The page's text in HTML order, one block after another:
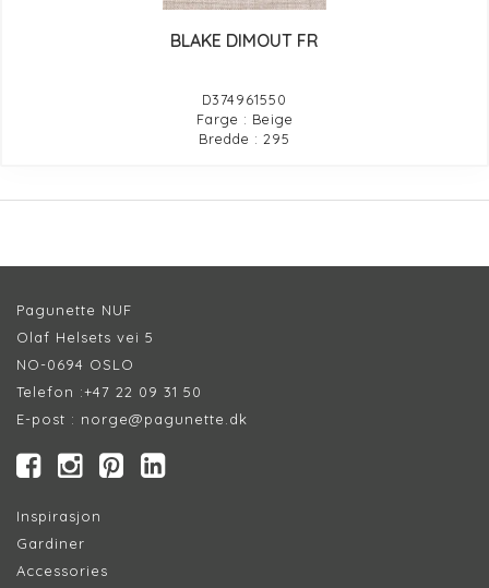
BLAKE DIMOUT FR
D374961550
Farge : Beige
Bredde : 295
Pagunette NUF
Olaf Helsets vei 5
NO-0694 OSLO
Telefon :+47 22 09 31 50
E-post : norge@pagunette.dk
Inspirasjon
Gardiner
Accessories